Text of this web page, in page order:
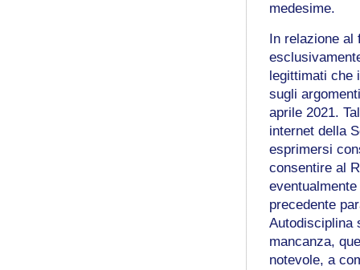
medesime.
In relazione al
legittimati che
sugli
aprile 2021.
internet della
esprimersi
consentire al
precedente
Autodisciplina
mancanza,
notevole, a